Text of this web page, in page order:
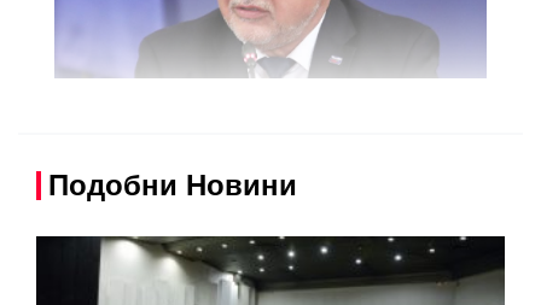
Подобни Новини